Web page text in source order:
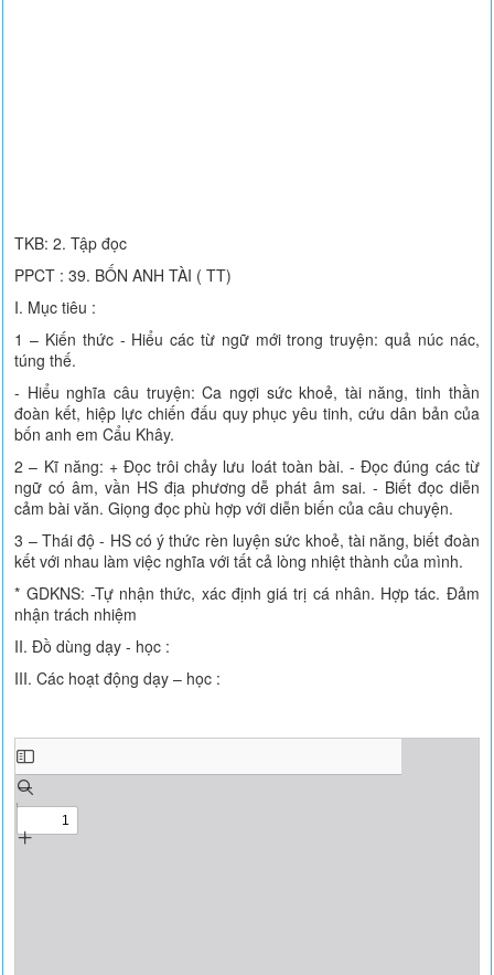
TKB: 2. Tập đọc
PPCT : 39. BỐN ANH TÀI ( TT)
I. Mục tiêu :
1 – Kiến thức - Hiểu các từ ngữ mới trong truyện: quả núc nác,
túng thế.
- Hiểu nghĩa câu truyện: Ca ngợi sức khoẻ, tài năng, tinh thần
đoàn kết, hiệp lực chiến đấu quy phục yêu tinh, cứu dân bản của
bốn anh em Cẩu Khây.
2 – Kĩ năng: + Đọc trôi chảy lưu loát toàn bài. - Đọc đúng các từ
ngữ có âm, vần HS địa phương dễ phát âm sai. - Biết đọc diễn
cảm bài văn. Giọng đọc phù hợp với diễn biến của câu chuyện.
3 – Thái độ - HS có ý thức rèn luyện sức khoẻ, tài năng, biết đoàn
kết với nhau làm việc nghĩa với tất cả lòng nhiệt thành của mình.
* GDKNS: -Tự nhận thức, xác định giá trị cá nhân. Hợp tác. Đảm
nhận trách nhiệm
II. Đồ dùng dạy - học :
III. Các hoạt động dạy – học :